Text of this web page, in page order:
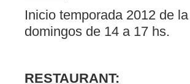
Inicio temporada 2012 de
domingos de 14 a 17 hs.
RESTAURANT: